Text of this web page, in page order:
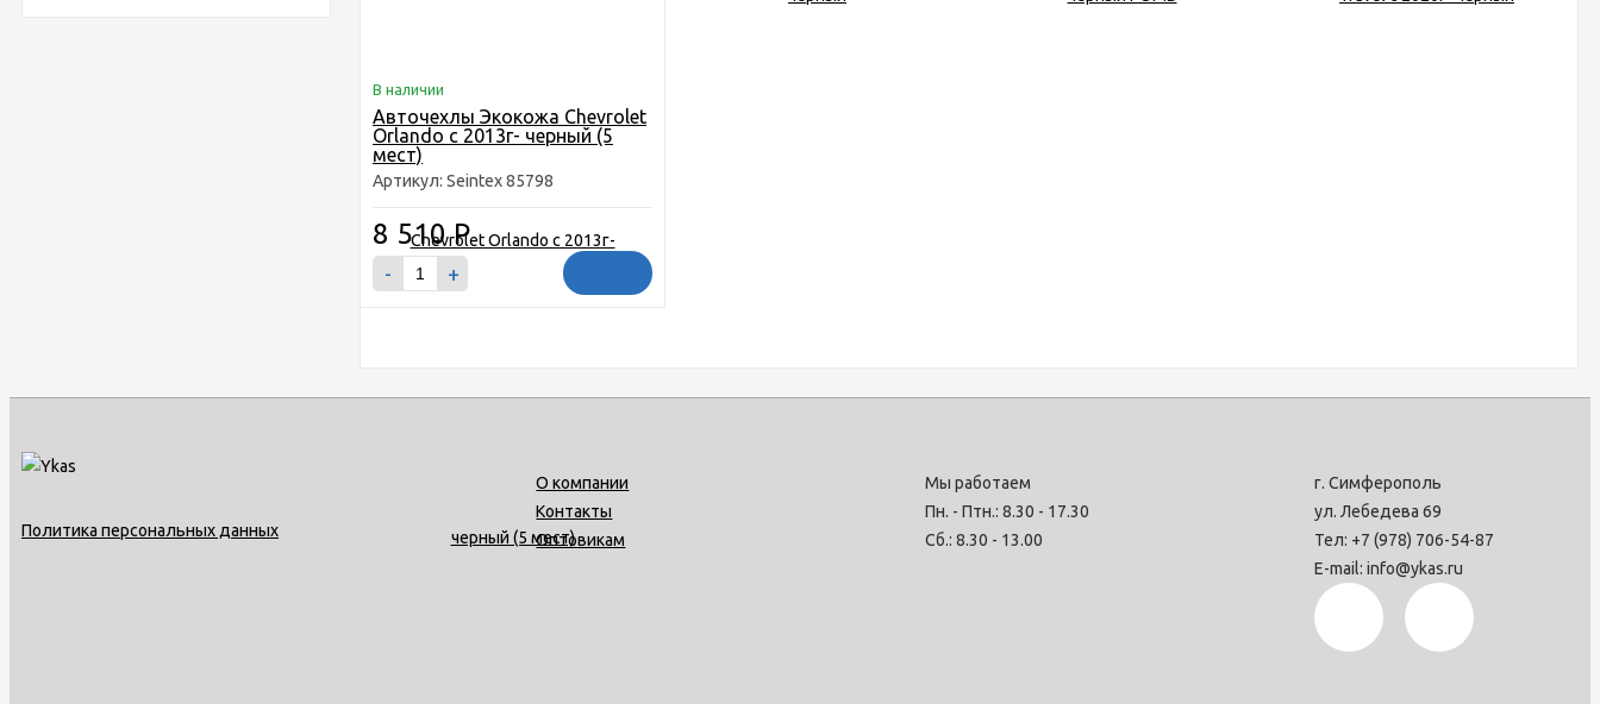
В наличии
Авточехлы Экокожа Chevrolet
Orlando с 2013г- черный (5
мест)
Артикул: Seintex 85798
8 510Р
- +
Политика персональных данных
О компании
Контакты
Оптовикам
Мы работаем
Пн. - Птн.: 8.30 - 17.30
Сб.: 8.30 - 13.00
г. Симферополь
ул. Лебедева 69
Тел: +7 (978) 706-54-87
E-mail: info@ykas.ru